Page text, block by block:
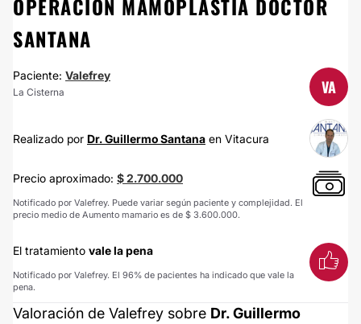
OPERACIÓN MAMOPLASTIA DOCTOR
SANTANA
Paciente: Valefrey
La Cisterna VA
Realizado por Dr. Guillermo Santana en Vitacura
Precio aproximado: $ 2.700.000
Notificado por Valefrey. Puede variar según paciente y complejidad. El
precio medio de Aumento mamario es de $ 3.600.000.
El tratamiento vale la pena
Notificado por Valefrey. El 96% de pacientes ha indicado que vale la
pena.
Valoración de Valefrey sobre Dr. Guillermo